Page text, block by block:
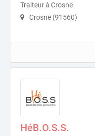
Traiteur à Crosne
Crosne (91560)
HéB.O.S.S.